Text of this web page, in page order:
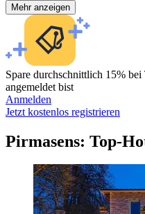
Mehr anzeigen
Spare durchschnittlich 15%
angemeldet bist
Anmelden
Jetzt kostenlos registrieren
Pirmasens: Top-